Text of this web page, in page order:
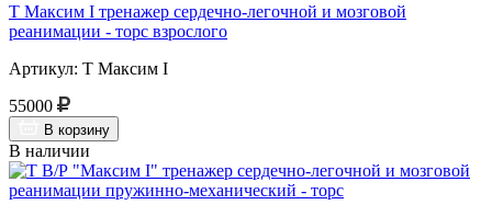
Т Максим I тренажер сердечно-легочной и мозговой
реанимации - торс взрослого
Артикул: Т Максим I
55000
В корзину
В наличии